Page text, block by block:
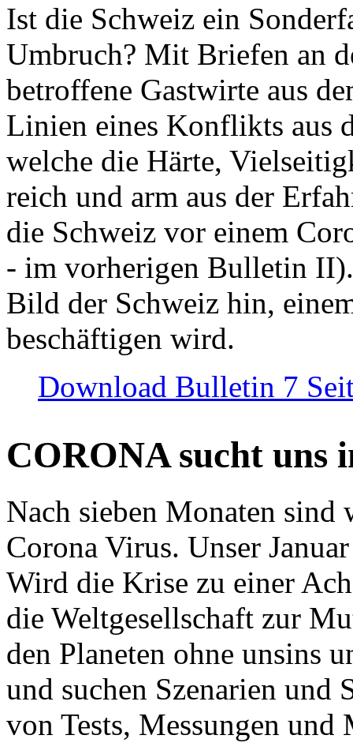
Ist die Schweiz ein
Umbruch? Mit Briefen an
betroffene Gastwirte aus
Linien eines Konflikts aus
welche die Härte,
reich und arm aus der
die Schweiz vor einem
- im vorherigen Bulletin
Bild der Schweiz hin,
beschäftigen wird.
Download Bulletin 7
CORONA sucht uns
Nach sieben Monaten
Corona Virus. Unser
Wird die Krise zu einer
die Weltgesellschaft zur
den Planeten ohne unsins
und suchen Szenarien und
von Tests, Messungen und